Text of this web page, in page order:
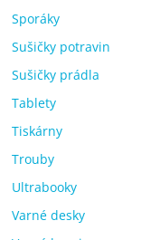
Sporáky
Sušičky potravin
Sušičky prádla
Tablety
Tiskárny
Trouby
Ultrabooky
Varné desky